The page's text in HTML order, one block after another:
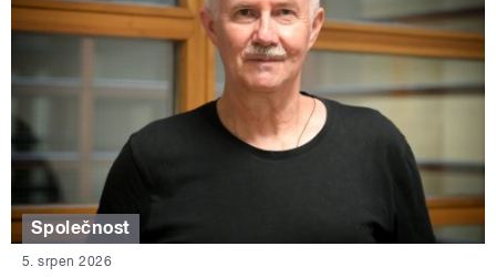
Společnost
5. srpen 2026